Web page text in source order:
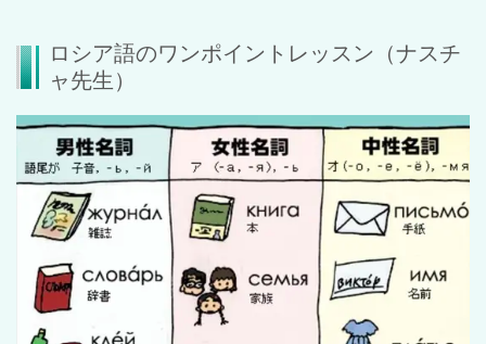
ロシア語のワンポイントレッスン（ナスチ
ャ先生）